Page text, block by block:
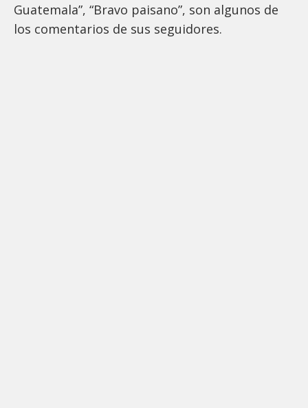
Guatemala”, “Bravo paisano”, son algunos de
los comentarios de sus seguidores.